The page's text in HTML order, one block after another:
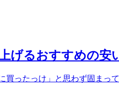
げるおすすめの安
ったっけ」と思わず固まっ